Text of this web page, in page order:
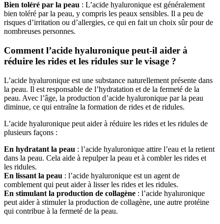
Bien toléré par la peau : L’acide hyaluronique est généralement
bien toléré par la peau, y compris les peaux sensibles. Il a peu de
risques d’irritation ou d’allergies, ce qui en fait un choix sûr pour de
nombreuses personnes.
Comment l’acide hyaluronique peut-il aider à
réduire les rides et les ridules sur le visage ?
L’acide hyaluronique est une substance naturellement présente dans
la peau. Il est responsable de l’hydratation et de la fermeté de la
peau. Avec l’âge, la production d’acide hyaluronique par la peau
diminue, ce qui entraîne la formation de rides et de ridules.
L’acide hyaluronique peut aider à réduire les rides et les ridules de
plusieurs façons :
En hydratant la peau : l’acide hyaluronique attire l’eau et la retient
dans la peau. Cela aide à repulper la peau et à combler les rides et
les ridules.
En lissant la peau : l’acide hyaluronique est un agent de
comblement qui peut aider à lisser les rides et les ridules.
En stimulant la production de collagène : l’acide hyaluronique
peut aider à stimuler la production de collagène, une autre protéine
qui contribue à la fermeté de la peau.